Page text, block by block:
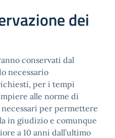
dei
conservati dal
necessario
per i tempi
alle norme di
per permettere
in giudizio e comunque
a 10 anni dall’ultimo